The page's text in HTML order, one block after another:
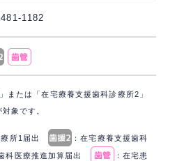
1182
たは「在宅療養支援歯科診療所2」
象です。
療所1届出 ：在宅療養支援歯科
科医療推進加算届出
：在宅患